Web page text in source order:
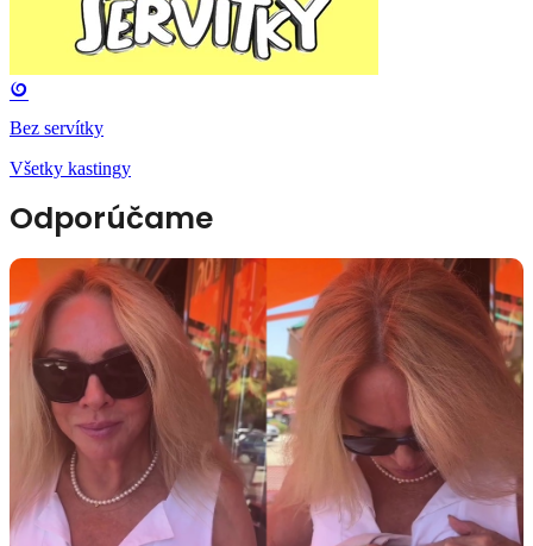
Bez servítky
Všetky kastingy
Odporúčame